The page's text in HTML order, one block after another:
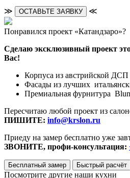
≫ ОСТАВЬТЕ ЗАЯВКУ ≪
Понравился проект «Катандзаро»?
Сделаю эксклюзивный проект
Вас!
Корпуса из австрийской ДСП
Фасады из лучших
Премиальная фурнитура
Пересчитаю любой проект из
ПИШИТЕ: info@krslon.ru
Приеду на замер бесплатно уже
ЗВОНИТЕ, профи-консультация:
Бесплатный замер Быстрый расчёт
Посмотрите другие наши кухни